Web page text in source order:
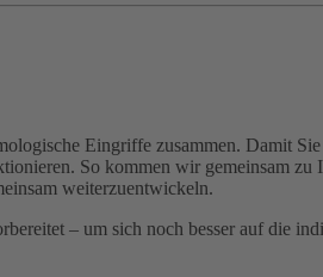
Eingriffe zusammen. Damit
So kommen wir gemeinsam
weiterzuentwickeln.
– um sich noch besser auf die